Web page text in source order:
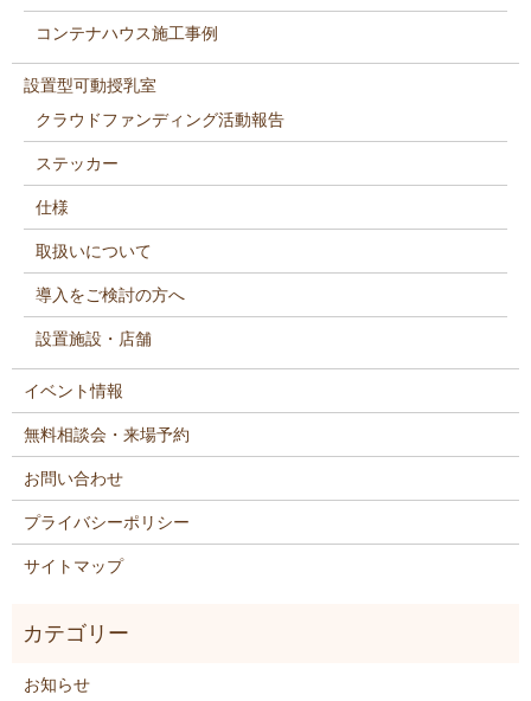
コンテナハウス施工事例
設置型可動授乳室
クラウドファンディング活動報告
ステッカー
仕様
取扱いについて
導入をご検討の方へ
設置施設・店舗
イベント情報
無料相談会・来場予約
お問い合わせ
プライバシーポリシー
サイトマップ
お知らせ